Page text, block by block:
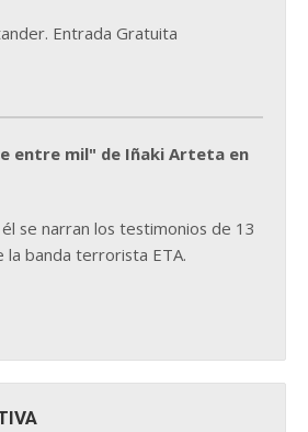
Entrada Gratuita
entre mil" de Iñaki Arteta en
se narran los testimonios de 13
la banda terrorista ETA.